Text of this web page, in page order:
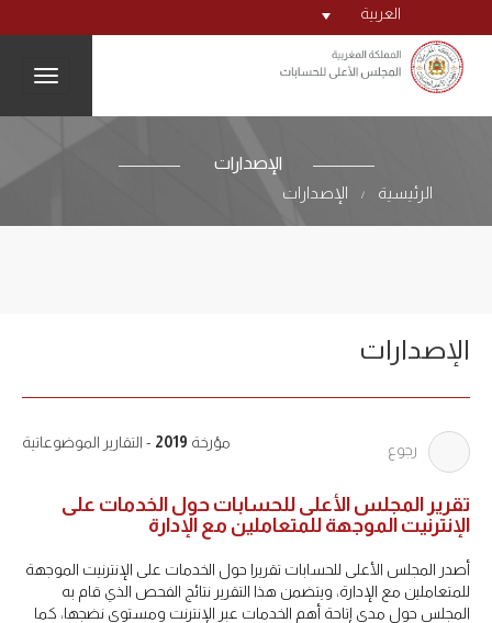
العربية
الإصدارات
الرئيسية
/ الإصدارات
الإصدارات
رجوع مؤرخة 2019 - التقارير الموضوعاتية
تقرير المجلس الأعلى للحسابات حول الخدمات على
الإنترنيت الموجهة للمتعاملين مع الإدارة
أصدر المجلس الأعلى للحسابات تقريرا حول الخدمات على الإنترنيت الموجهة
للمتعاملين مع الإدارة، ويتضمن هذا التقرير نتائج الفحص الذي قام به
المجلس حول مدى إتاحة أهم الخدمات عبر الإنترنت ومستوى نضجها، كما